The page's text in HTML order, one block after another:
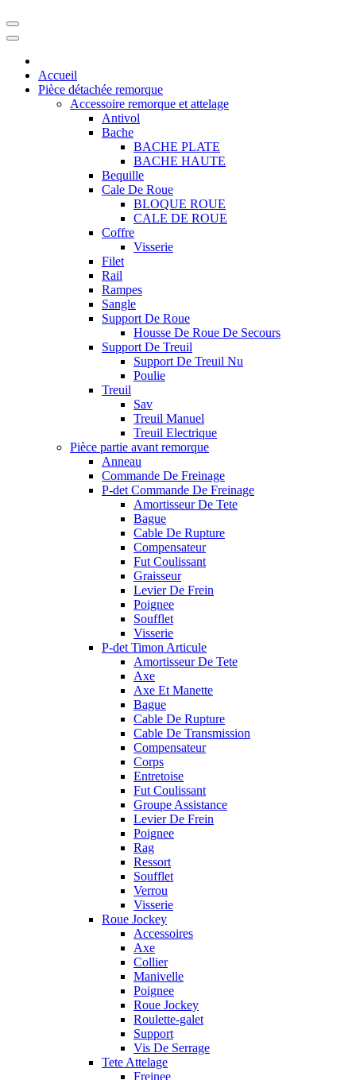
Accueil
Pièce détachée remorque
Accessoire remorque et attelage
Antivol
Bache
BACHE PLATE
BACHE HAUTE
Bequille
Cale De Roue
BLOQUE ROUE
CALE DE ROUE
Coffre
Visserie
Filet
Rail
Rampes
Sangle
Support De Roue
Housse De Roue De Secours
Support De Treuil
Support De Treuil Nu
Poulie
Treuil
Sav
Treuil Manuel
Treuil Electrique
Pièce partie avant remorque
Anneau
Commande De Freinage
P-det Commande De Freinage
Amortisseur De Tete
Bague
Cable De Rupture
Compensateur
Fut Coulissant
Graisseur
Levier De Frein
Poignee
Soufflet
Visserie
P-det Timon Articule
Amortisseur De Tete
Axe
Axe Et Manette
Bague
Cable De Rupture
Cable De Transmission
Compensateur
Corps
Entretoise
Fut Coulissant
Groupe Assistance
Levier De Frein
Poignee
Rag
Ressort
Soufflet
Verrou
Visserie
Roue Jockey
Accessoires
Axe
Collier
Manivelle
Poignee
Roue Jockey
Roulette-galet
Support
Vis De Serrage
Tete Attelage
Freinee